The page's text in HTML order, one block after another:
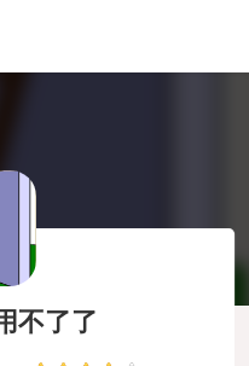
不了了